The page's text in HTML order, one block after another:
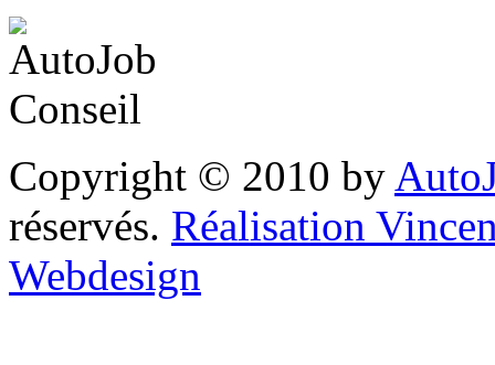
Copyright © 2010 by
réservés. Réalisation
Webdesign